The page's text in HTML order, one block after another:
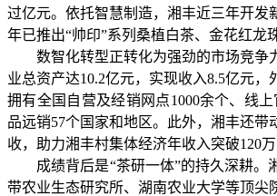
过亿元。依托智慧制造，湘丰近三年开发
年已推出“帅印”系列桑植白茶、金花红龙
数智化转型正转化为强劲的市场竞争
业总资产达10.2亿元，实现收入8.5亿元，
拥有全国自营及经销网点1000余个、线
品远销57个国家和地区。此外，湘丰还带
收，助力湘丰村集体经济年收入突破120万
成绩背后是“茶研一体”的持久深耕。
带农业生态研究所、湖南农业大学等顶尖